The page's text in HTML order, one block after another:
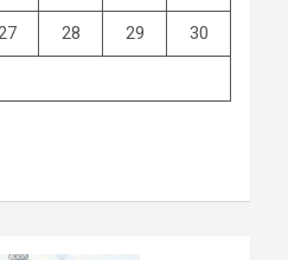
28 29 30